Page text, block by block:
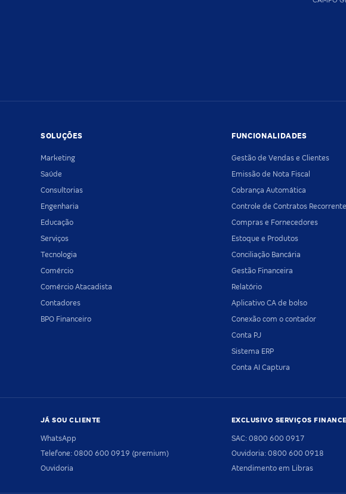
SOLUÇÕES
Marketing
Saúde
Consultorias
Engenharia
Educação
Serviços
Tecnologia
Comércio
Comércio Atacadista
Contadores
BPO Financeiro
FUNCIONALIDADES
Gestão de Vendas e Clientes
Emissão de Nota Fiscal
Cobrança Automática
Controle de Contratos
Compras e Fornecedores
Estoque e Produtos
Conciliação Bancária
Gestão Financeira
Relatório
Aplicativo CA de bolso
Conexão com o contador
Conta PJ
Sistema ERP
Conta AI Captura
JÁ SOU CLIENTE
WhatsApp
Telefone: 0800 600 0919 (premium)
Ouvidoria
EXCLUSIVO SERVIÇOS
SAC: 0800 600 0917
Ouvidoria: 0800 600 0918
Atendimento em Libras